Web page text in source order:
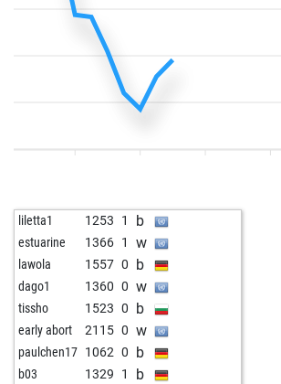
liletta1 1253 1 b
estuarine 1366 1 w
lawola 1557 0 b
dago1 1360 0 w
tissho 1523 0 b
early abort 2115 0 w
paulchen17 1062 0 b
b03 1329 1 b